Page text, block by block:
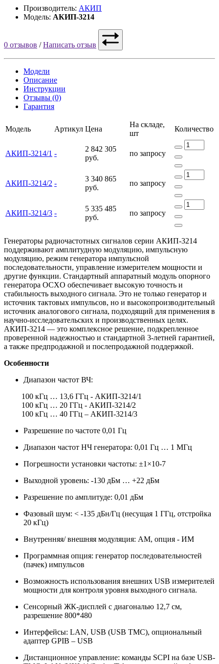
Производитель: АКИП
Модель: АКИП-3214
0 отзывов /Написать отзыв
Модели
Описание
Инструкции
Отзывы (0)
Гарантия
Модель Артикул Цена
На складе,
шт
Количество
АКИП-3214/1 -
2 842 305
руб.
по запросу
АКИП-3214/2 -
3 340 865
руб.
по запросу
АКИП-3214/3 -
5 335 485
руб.
по запросу
Генераторы радиочастотных сигналов серии АКИП-3214
поддерживают амплитудную модуляцию, импульсную
модуляцию, режим генератора импульсной
последовательности, управление измерителем мощности и
другие функции. Стандартный аппаратный модуль опорного
генератора OCXO обеспечивает высокую точность и
стабильность выходного сигнала. Это не только генератор и
источник тактовых импульсов, но и высокопроизводительный
источник аналогового сигнала, подходящий для применения в
научно-исследовательских и производственных целях.
АКИП-3214 — это комплексное решение, подкрепленное
проверенной надежностью и стандартной 3-летней гарантией,
а также предпродажной и послепродажной поддержкой.
Особенности
Диапазон частот ВЧ:
100 кГц … 13,6 ГГц - АКИП-3214/1
100 кГц … 20 ГГц - АКИП-3214/2
100 кГц … 40 ГГц – АКИП-3214/3
Разрешение по частоте 0,01 Гц
Диапазон частот НЧ генератора: 0,01 Гц … 1 МГц
Погрешности установки частоты: ±1×10-7
Выходной уровень: -130 дБм … +22 дБм
Разрешение по амплитуде: 0,01 дБм
Фазовый шум: < -135 дБн/Гц (несущая 1 ГГц, отстройка
20 кГц)
Внутренняя/ внешняя модуляция: AM, опция - ИМ
Программная опция: генератор последовательностей
(пачек) импульсов
Возможность использования внешних USB измерителей
мощности для контроля уровня выходного сигнала.
Сенсорный ЖК-дисплей с диагональю 12,7 см,
разрешение 800*480
Интерфейсы: LAN, USB (USB TMC), опциональный
адаптер GPIB – USB
Дистанционное управление: команды SCPI на базе USB-